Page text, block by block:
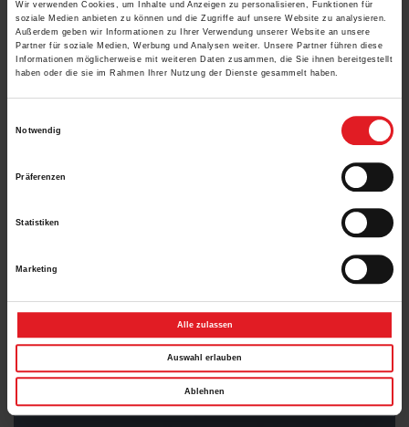
Wir verwenden Cookies, um Inhalte und Anzeigen zu personalisieren, Funktionen für
soziale Medien anbieten zu können und die Zugriffe auf unsere Website zu analysieren.
Außerdem geben wir Informationen zu Ihrer Verwendung unserer Website an unsere
Partner für soziale Medien, Werbung und Analysen weiter. Unsere Partner führen diese
Informationen möglicherweise mit weiteren Daten zusammen, die Sie ihnen bereitgestellt
haben oder die sie im Rahmen Ihrer Nutzung der Dienste gesammelt haben.
Notwendig
Präferenzen
Statistiken
Marketing
Alle zulassen
Auswahl erlauben
Ablehnen
Aufsetz-Außenjalousie